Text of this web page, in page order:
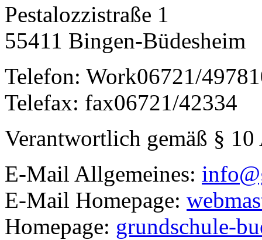
Pestalozzistraße 1
55411 Bingen-Büdesheim
Telefon: Work06721/
Telefax: fax06721/42334
Verantwortlich gemäß §
E-Mail Allgemeines:
E-Mail Homepage:
Homepage: grundschule-